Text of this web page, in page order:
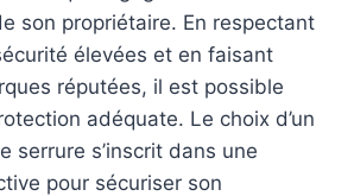
son propriétaire. En respectant
élevées et en faisant
réputées, il est possible
adéquate. Le choix d’un
serrure s’inscrit dans une
pour sécuriser son